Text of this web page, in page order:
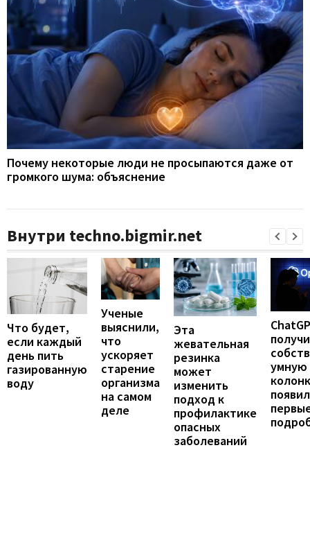
Почему некоторые люди не просыпаются даже от
громкого шума: объяснение
Внутри techno.bigmir.net
Что будет,
если каждый
день пить
газированную
воду
Ученые
выяснили,
что
ускоряет
старение
организма
на самом
деле
Эта
жевательная
резинка
может
изменить
подход к
профилактике
опасных
заболеваний
умную